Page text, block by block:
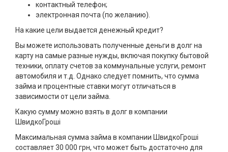
контактный телефон;
электронная почта (по желанию).
На какие цели выдается денежный кредит?
Вы можете использовать полученные деньги в долг на
карту на самые разные нужды, включая покупку бытовой
техники, оплату счетов за коммунальные услуги, ремонт
автомобиля и т.д. Однако следует помнить, что сумма
займа и процентные ставки могут отличаться в
зависимости от цели займа.
Какую сумму можно взять в долг в компании
ШвидкоГроші
Максимальная сумма займа в компании ШвидкоГроші
составляет 30 000 грн, что может быть достаточно для